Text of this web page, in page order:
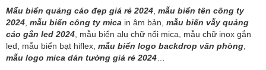
Mấu biển quảng cáo đẹp giá rẻ 2024 mẫu biển tên công ty
2024 mẫu biển công ty mica in âm bản, mẫu biển vẫy quảng
cáo gắn led 2024 , mẫu biển alu chữ nổi mica, mẫu chữ inox gắn
led, mẫu biển bạt hiflex, mẫu biển logo backdrop văn phòng
mẫu logo mica dán tường giá rẻ 2024